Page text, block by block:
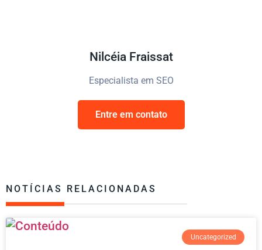
Nilcéia Fraissat
Especialista em SEO
Entre em contato
NOTÍCIAS RELACIONADAS
Uncategorized